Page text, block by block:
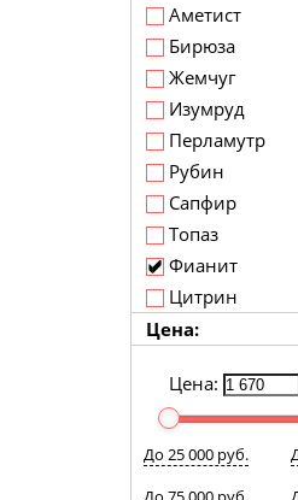
Аметист
Бирюза
Жемчуг
Изумруд
Перламутр
Рубин
Сапфир
Топаз
Фианит
Цитрин
Цена:
Цена:
До 25 000 руб.